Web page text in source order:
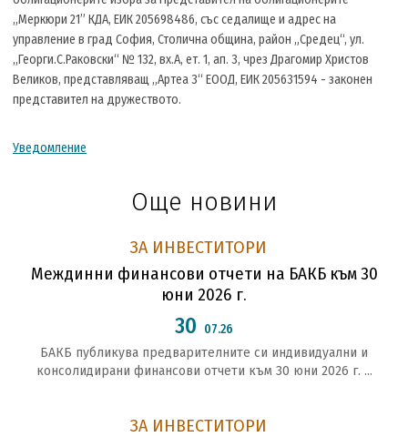
„Меркюри 21” КДА, ЕИК 205698486, със седалище и адрес на
управление в град София, Столична община, район „Средец“, ул.
„Георги.С.Раковски“ № 132, вх.А, ет. 1, ап. 3, чрез Драгомир Христов
Великов, представляващ „Артеа 3“ ЕООД, ЕИК 205631594 - законен
представител на дружеството.
Уведомление
Още новини
ЗА ИНВЕСТИТОРИ
Междинни финансови отчети на БАКБ към 30
юни 2026 г.
30 07.26
БАКБ публикува предварителните си индивидуални и
консолидирани финансови отчети към 30 юни 2026 г. ...
ЗА ИНВЕСТИТОРИ